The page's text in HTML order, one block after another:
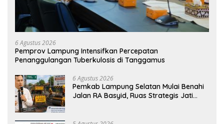
6 Agustus 2026
Pemprov Lampung Intensifkan Percepatan
Penanggulangan Tuberkulosis di Tanggamus
6 Agustus 2026
Pemkab Lampung Selatan Mulai Benahi
Jalan RA Basyid, Ruas Strategis Jati